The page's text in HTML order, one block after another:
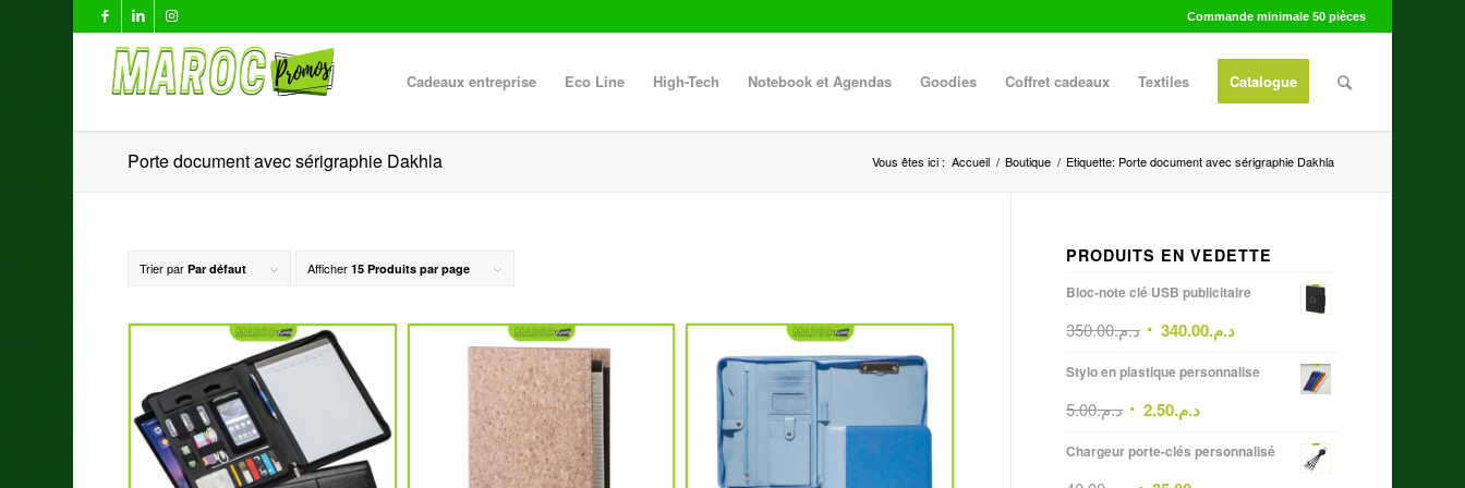
Commande minimale 50 pièces
Cadeaux entreprise Eco Line High-Tech Notebook et Agendas Goodies Coffret cadeaux Textiles Catalogue
Porte document avec sérigraphie Dakhla Vous êtes ici : Accueil / Boutique / Etiquette: Porte document avec sérigraphie Dakhla
Trier parPar défaut Afficher15 Produits par page
PRODUITS EN VEDETTE
Bloc-note clé USB publicitaire
د.م.350.00 د.م.340.00
Stylo en plastique personnalise
د.م.5.00 د.م.2.50
Chargeur porte-clés personnalisé